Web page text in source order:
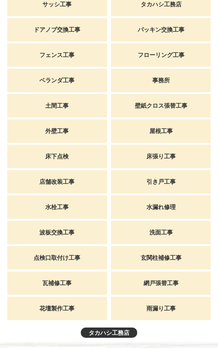
サッシ工事 タカハシ工務店
ドアノブ交換工事 パッキン交換工事
フェンス工事 フローリング工事
ベランダ工事 事務所
土間工事 壁紙クロス張替工事
外壁工事 屋根工事
床下点検 床張り工事
店舗改装工事 引き戸工事
水栓工事 水漏れ修理
波板交換工事 洗面工事
点検口取付け工事 玄関柱補修工事
瓦補修工事 網戸張替工事
花壇製作工事 雨漏り工事
タカハシ工務店